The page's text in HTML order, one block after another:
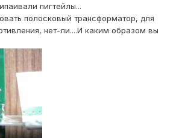
пигтейлы...
полосковый трансформатор, для
нет-ли....И каким образом вы